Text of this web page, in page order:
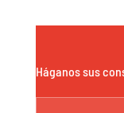
Háganos sus